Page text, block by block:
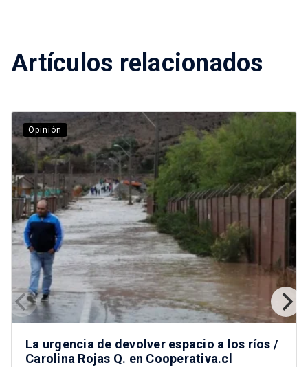
Artículos relacionados
Opinión
La urgencia de devolver espacio a los ríos /
Carolina Rojas Q. en Cooperativa.cl